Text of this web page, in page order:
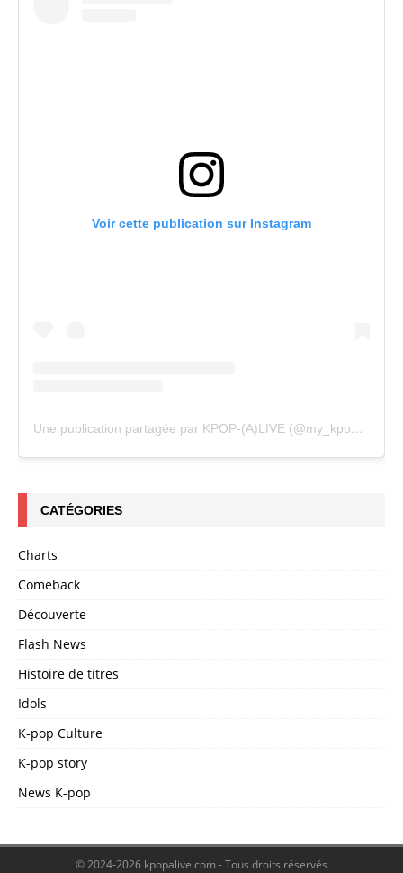
Voir cette publication sur Instagram
Une publication partagée par KPOP-(A)LIVE (@my_kpopalive)
CATÉGORIES
Charts
Comeback
Découverte
Flash News
Histoire de titres
Idols
K-pop Culture
K-pop story
News K-pop
© 2024-2026 kpopalive.com - Tous droits réservés